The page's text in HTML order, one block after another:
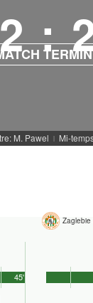
:
M. Pawel
| Mi-
45'
Zaglebie